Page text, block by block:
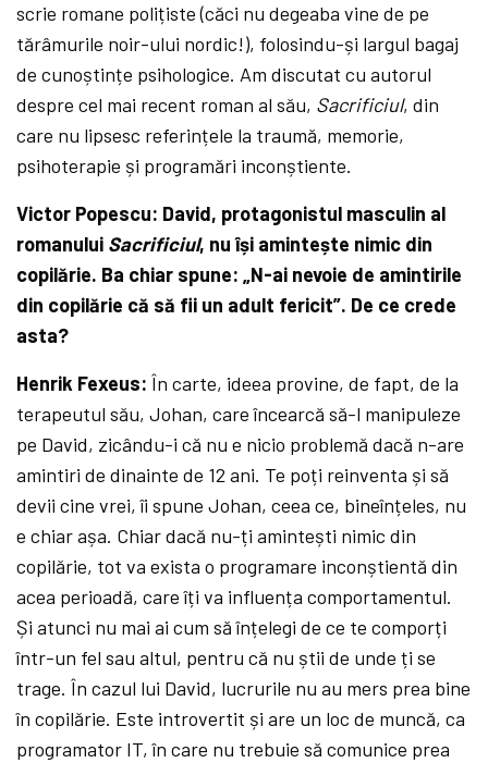
scrie romane polițiste (căci nu degeaba vine de pe
tărâmurile noir-ului nordic!), folosindu-și largul bagaj
de cunoștințe psihologice. Am discutat cu autorul
despre cel mai recent roman al său, Sacrificiul, din
care nu lipsesc referințele la traumă, memorie,
psihoterapie și programări inconștiente.
Victor Popescu: David, protagonistul masculin al
romanului Sacrificiul, nu își amintește nimic din
copilărie. Ba chiar spune: „N-ai nevoie de amintirile
din copilărie că să fii un adult fericit”. De ce crede
asta?
Henrik Fexeus: În carte, ideea provine, de fapt, de la
terapeutul său, Johan, care încearcă să-l manipuleze
pe David, zicându-i că nu e nicio problemă dacă n-are
amintiri de dinainte de 12 ani. Te poți reinventa și să
devii cine vrei, îi spune Johan, ceea ce, bineînțeles, nu
e chiar așa. Chiar dacă nu-ți amintești nimic din
copilărie, tot va exista o programare inconștientă din
acea perioadă, care îți va influența comportamentul.
Și atunci nu mai ai cum să înțelegi de ce te comporți
într-un fel sau altul, pentru că nu știi de unde ți se
trage. În cazul lui David, lucrurile nu au mers prea bine
în copilărie. Este introvertit și are un loc de muncă, ca
programator IT, în care nu trebuie să comunice prea